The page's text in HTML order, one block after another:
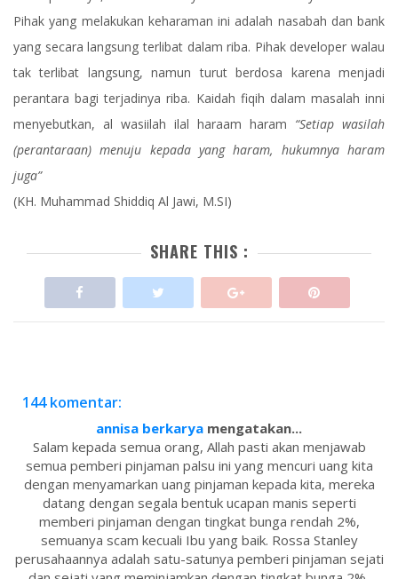
Pihak yang melakukan keharaman ini adalah nasabah dan bank
yang secara langsung terlibat dalam riba. Pihak developer walau
tak terlibat langsung, namun turut berdosa karena menjadi
perantara bagi terjadinya riba. Kaidah fiqih dalam masalah inni
menyebutkan, al wasiilah ilal haraam haram “Setiap wasilah
(perantaraan) menuju kepada yang haram, hukumnya haram
juga”
(KH. Muhammad Shiddiq Al Jawi, M.SI)
SHARE THIS :
144 komentar:
annisa berkarya mengatakan...
Salam kepada semua orang, Allah pasti akan menjawab
semua pemberi pinjaman palsu ini yang mencuri uang kita
dengan menyamarkan uang pinjaman kepada kita, mereka
datang dengan segala bentuk ucapan manis seperti
memberi pinjaman dengan tingkat bunga rendah 2%,
semuanya scam kecuali Ibu yang baik. Rossa Stanley
perusahaannya adalah satu-satunya pemberi pinjaman sejati